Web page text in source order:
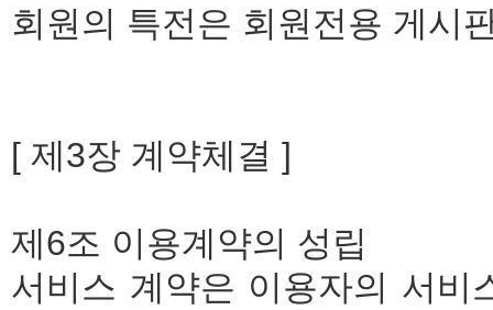
회원의 특전은 회원전용 게시
[ 제3장 계약체결 ]
제6조 이용계약의 성립
서비스 계약은 이용자의 서